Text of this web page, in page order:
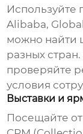
Используйте
Alibaba,
можно найти
разных
проверяйте
условия
Выставки и
Посещайте